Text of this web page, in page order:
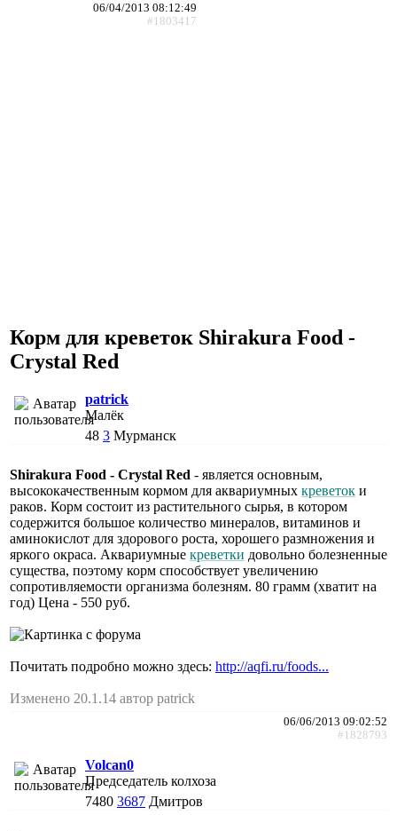
06/04/2013 08:12:49
#1803417
Корм для креветок Shirakura Food -
Crystal Red
patrick
Малёк
48 3 Мурманск
Shirakura Food - Crystal Red - является основным,
высококачественным кормом для аквариумных креветок и
раков. Корм состоит из растительного сырья, в котором
содержится большое количество минералов, витаминов и
аминокислот для здорового роста, хорошего размножения и
яркого окраса. Аквариумные креветки довольно болезненные
существа, поэтому корм способствует увеличению
сопротивляемости организма болезням. 80 грамм (хватит на
год) Цена - 550 руб.
Почитать подробно можно здесь: http://aqfi.ru/foods...
Изменено 20.1.14 автор patrick
06/06/2013 09:02:52
#1828793
Volcan0
Председатель колхоза
7480 3687 Дмитров